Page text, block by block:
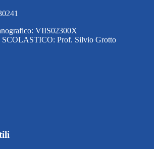
VIIS02300X
Prof. Silvio Grotto